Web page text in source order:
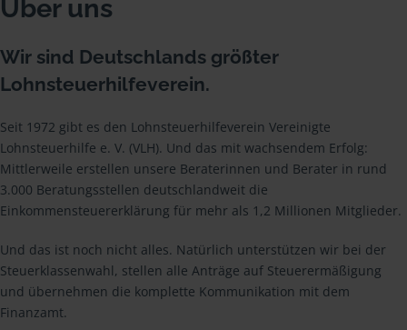
Über uns
Wir sind Deutschlands größter
Lohnsteuerhilfeverein.
Seit 1972 gibt es den Lohnsteuerhilfeverein Vereinigte
Lohnsteuerhilfe e. V. (VLH). Und das mit wachsendem Erfolg:
Mittlerweile erstellen unsere Beraterinnen und Berater in rund
3.000 Beratungsstellen deutschlandweit die
Einkommensteuererklärung für mehr als 1,2 Millionen Mitglieder.
Und das ist noch nicht alles. Natürlich unterstützen wir bei der
Steuerklassenwahl, stellen alle Anträge auf Steuerermäßigung
und übernehmen die komplette Kommunikation mit dem
Finanzamt.